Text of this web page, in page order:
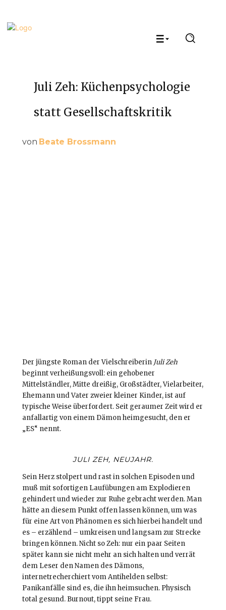
Juli Zeh: Küchenpsychologie
statt Gesellschaftskritik
von Beate Brossmann
Der jüngste Roman der Vielschreiberin Juli Zeh
beginnt verheißungsvoll: ein gehobener
Mittelständler, Mitte dreißig, Großstädter, Vielarbeiter,
Ehemann und Vater zweier kleiner Kinder, ist auf
typische Weise überfordert. Seit geraumer Zeit wird er
anfallartig von einem Dämon heimgesucht, den er
„ES“ nennt.
JULI ZEH, NEUJAHR.
Sein Herz stolpert und rast in solchen Episoden und
muß mit sofortigen Laufübungen am Explodieren
gehindert und wieder zur Ruhe gebracht werden. Man
hätte an diesem Punkt offen lassen können, um was
für eine Art von Phänomen es sich hierbei handelt und
es – erzählend – umkreisen und langsam zur Strecke
bringen können. Nicht so Zeh: nur ein paar Seiten
später kann sie nicht mehr an sich halten und verrät
dem Leser den Namen des Dämons,
internetrecherchiert vom Antihelden selbst:
Panikanfälle sind es, die ihn heimsuchen. Physisch
total gesund. Burnout, tippt seine Frau.